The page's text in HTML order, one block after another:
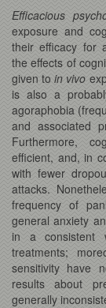
Efficacious
exposure and
their efficacy for
the effects of
given toin vivo
is also a
agoraphobia
and associated
Furthermore,
efficient, and, in
with fewer
attacks.
frequency of
general anxiety
in a consistent
treatments;
sensitivity have
results about
generally